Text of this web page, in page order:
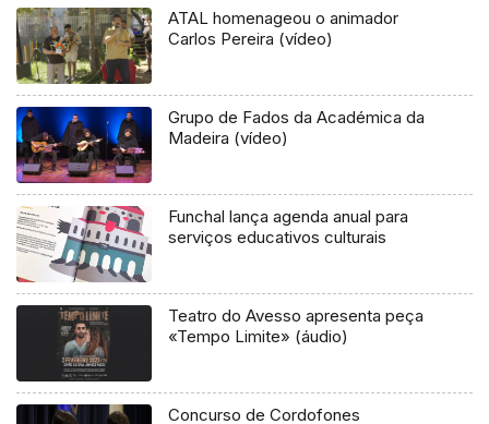
ATAL homenageou o animador
Carlos Pereira (vídeo)
Grupo de Fados da Académica da
Madeira (vídeo)
Funchal lança agenda anual para
serviços educativos culturais
Teatro do Avesso apresenta peça
«Tempo Limite» (áudio)
Concurso de Cordofones